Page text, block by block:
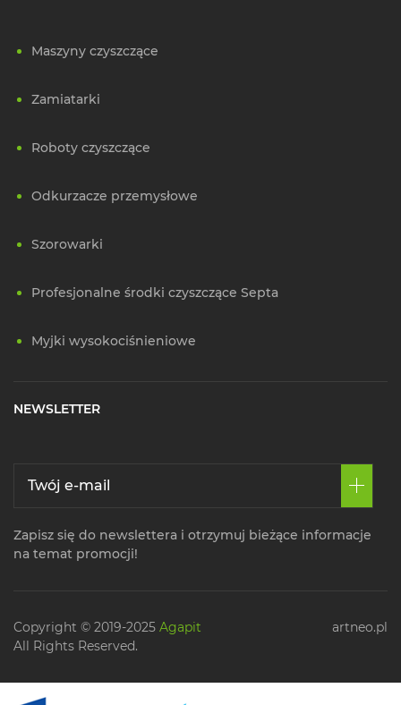
Maszyny czyszczące
Zamiatarki
Roboty czyszczące
Odkurzacze przemysłowe
Szorowarki
Profesjonalne środki czyszczące Septa
Myjki wysokociśnieniowe
NEWSLETTER
Zapisz się do newslettera i otrzymuj bieżące informacje
na temat promocji!
Copyright © 2019-2025 Agapit
All Rights Reserved.
artneo.pl